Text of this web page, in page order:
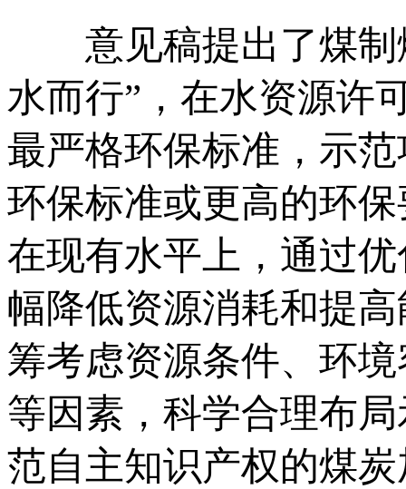
意见稿提出了煤制
水而行”，在水资源许
最严格环保标准，示
环保标准或更高的环
在现有水平上，通过
幅降低资源消耗和提
筹考虑资源条件、环
等因素，科学合理布
范自主知识产权的煤